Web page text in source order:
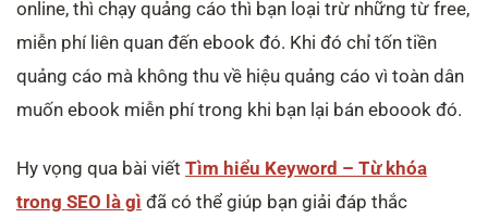
online, thì chạy quảng cáo thì bạn loại trừ những từ free,
miễn phí liên quan đến ebook đó. Khi đó chỉ tốn tiền
quảng cáo mà không thu về hiệu quảng cáo vì toàn dân
muốn ebook miễn phí trong khi bạn lại bán eboook đó.
Hy vọng qua bài viết Tìm hiểu Keyword – Từ khóa
trong SEO là gì đã có thể giúp bạn giải đáp thắc